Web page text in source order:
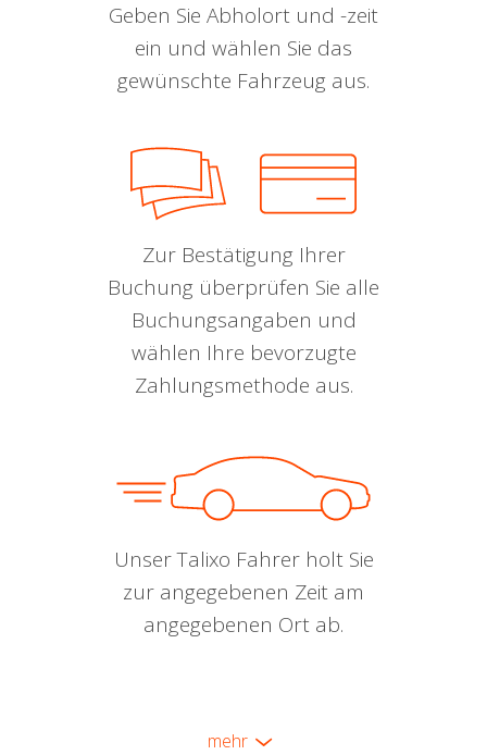
Geben Sie Abholort und -zeit
ein und wählen Sie das
gewünschte Fahrzeug aus.
Zur Bestätigung Ihrer
Buchung überprüfen Sie alle
Buchungsangaben und
wählen Ihre bevorzugte
Zahlungsmethode aus.
Unser Talixo Fahrer holt Sie
zur angegebenen Zeit am
angegebenen Ort ab.
mehr